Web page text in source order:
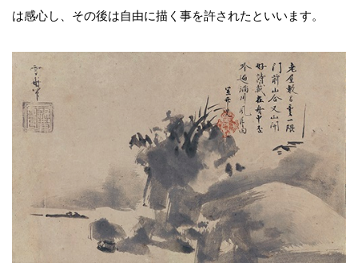
は感心し、その後は自由に描く事を許されたといいます。